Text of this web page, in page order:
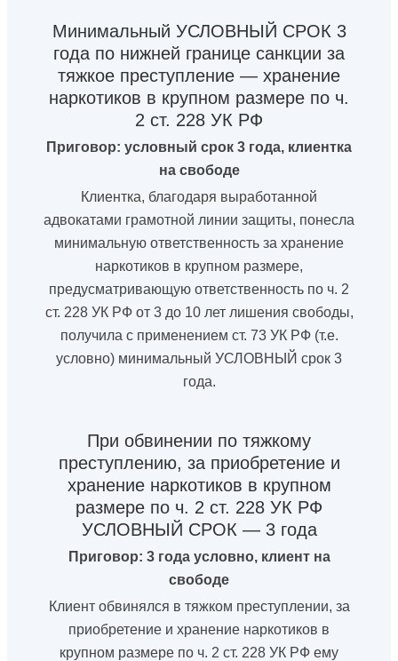
Минимальный УСЛОВНЫЙ СРОК 3
года по нижней границе санкции за
тяжкое преступление — хранение
наркотиков в крупном размере по ч.
2 ст. 228 УК РФ
Приговор: условный срок 3 года, клиентка
на свободе
Клиентка, благодаря выработанной
адвокатами грамотной линии защиты, понесла
минимальную ответственность за хранение
наркотиков в крупном размере,
предусматривающую ответственность по ч. 2
ст. 228 УК РФ от 3 до 10 лет лишения свободы,
получила с применением ст. 73 УК РФ (т.е.
условно) минимальный УСЛОВНЫЙ срок 3
года.
При обвинении по тяжкому
преступлению, за приобретение и
хранение наркотиков в крупном
размере по ч. 2 ст. 228 УК РФ
УСЛОВНЫЙ СРОК — 3 года
Приговор: 3 года условно, клиент на
свободе
Клиент обвинялся в тяжком преступлении, за
приобретение и хранение наркотиков в
крупном размере по ч. 2 ст. 228 УК РФ ему